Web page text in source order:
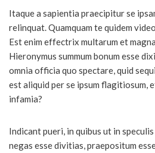
Itaque a sapientia praecipitur se
relinquat. Quamquam te quidem
Est enim effectrix multarum et
Hieronymus summum bonum esse
omnia officia quo spectare, quid
est aliquid per se ipsum flagitiosum,
infamia?
Indicant pueri, in quibus ut in
negas esse divitias, praeposìtum